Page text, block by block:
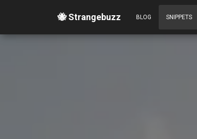
🐝 Strangebuzz BLOG SNIPPETS